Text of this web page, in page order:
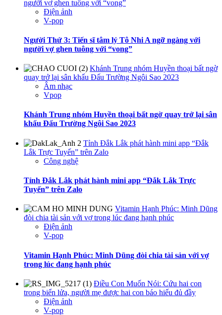
người vợ ghen tuông với “vong”
Điện ảnh
V-pop
Người Thứ 3: Tiến sĩ tâm lý Tô Nhi A ngỡ ngàng với
người vợ ghen tuông với “vong”
Khánh Trung nhóm Huyền thoại bất ngờ
quay trở lại sân khấu Đấu Trường Ngôi Sao 2023
Âm nhạc
Vpop
Khánh Trung nhóm Huyền thoại bất ngờ quay trở lại sân
khấu Đấu Trường Ngôi Sao 2023
Tỉnh Đắk Lắk phát hành mini app “Đắk
Lắk Trực Tuyến” trên Zalo
Công nghệ
Tỉnh Đắk Lắk phát hành mini app “Đắk Lắk Trực
Tuyến” trên Zalo
Vitamin Hạnh Phúc: Minh Dũng
đòi chia tài sản với vợ trong lúc đang hạnh phúc
Điện ảnh
V-pop
Vitamin Hạnh Phúc: Minh Dũng đòi chia tài sản với vợ
trong lúc đang hạnh phúc
Điều Con Muốn Nói: Cứu hai con
trong biển lửa, người mẹ được hai con báo hiếu đủ đầy
Điện ảnh
V-pop